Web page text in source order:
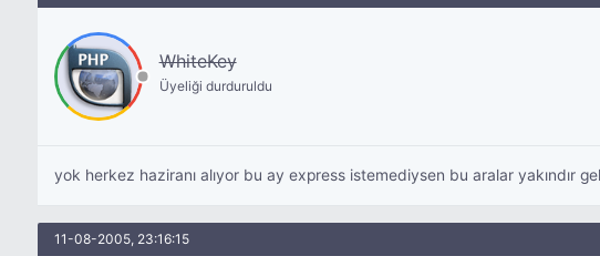
WhiteKey
Üyeliği durduruldu
yok herkez haziranı alıyor bu ay express istemediysen bu aralar yakındır
11-08-2005, 23:16:15